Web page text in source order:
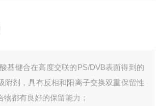
基键合在高度交联的PS/DVB表面得到的
附剂，具有反相和阳离子交换双重保留性
都有良好的保留能力；